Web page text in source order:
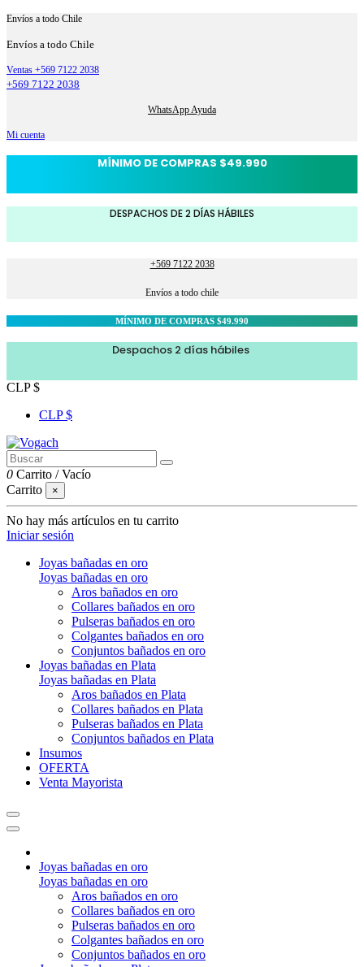
Envíos a todo Chile
Envíos a todo Chile
Ventas +569 7122 2038
+569 7122 2038
WhatsApp Ayuda
Mi cuenta
MÍNIMO DE COMPRAS $49.990
DESPACHOS DE 2 DÍAS HÁBILES
+569 7122 2038
Envíos a todo chile
MÍNIMO DE COMPRAS $49.990
Despachos 2 días hábiles
CLP $
CLP $
0 Carrito /Vacío
Carrito
×
No hay más artículos en tu carrito
Iniciar sesión
Joyas bañadas en oro
Joyas bañadas en oro
Aros bañados en oro
Collares bañados en oro
Pulseras bañados en oro
Colgantes bañados en oro
Conjuntos bañados en oro
Joyas bañadas en Plata
Joyas bañadas en Plata
Aros bañados en Plata
Collares bañados en Plata
Pulseras bañados en Plata
Conjuntos bañados en Plata
Insumos
OFERTA
Venta Mayorista
Joyas bañadas en oro
Joyas bañadas en oro
Aros bañados en oro
Collares bañados en oro
Pulseras bañados en oro
Colgantes bañados en oro
Conjuntos bañados en oro